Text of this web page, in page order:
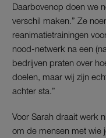
Daarbovenop doen we
verschil maken.” Ze
reanimatietrainingen
nood-netwerk na een
bedrijven praten over
doelen, maar wij zijn
achter sta.”
Voor Sarah draait werk
om de mensen met wie